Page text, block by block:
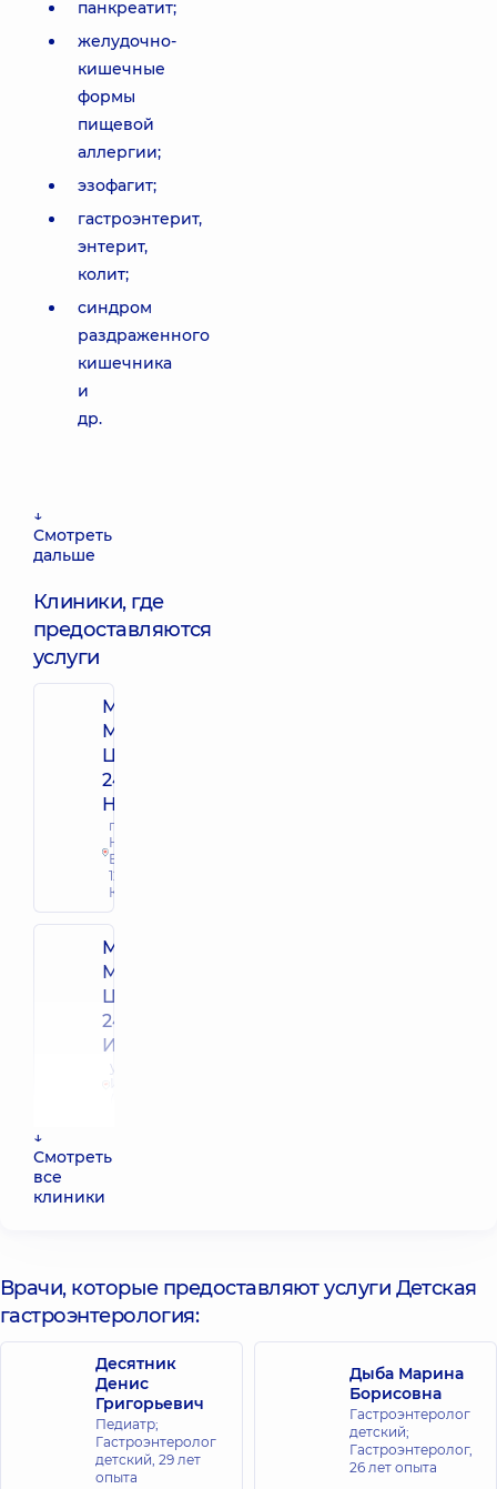
панкреатит;
желудочно-
кишечные
формы
пищевой
аллергии;
эзофагит;
гастроэнтерит,
энтерит,
колит;
синдром
раздраженного
кишечника
и
др.
↓
Смотреть
дальше
Клиники, где
предоставляются
услуги
Многопрофильный
Медицинский
Центр «Добробут»
24/7 на просп.
Николая Бажана
просп.
Николая
Бажана,
12-А, г.
Киев
Многопрофильный
Медицинский
Центр «Добробут»
24/7 на ул. Семьи
Идзиковских
ул. Семьи
Центр
Коновальца
ул. Евгения
Коновальца
Медицинский
Центр
«Добробут»
для всей
↓
Смотреть
все
клиники
Врачи, которые предоставляют услуги Детская
гастроэнтерология:
Десятник
Денис
Григорьевич
Педиатр;
Гастроэнтеролог
детский, 29 лет
опыта
Дыба Марина
Борисовна
Гастроэнтеролог
детский;
Гастроэнтеролог,
26 лет опыта